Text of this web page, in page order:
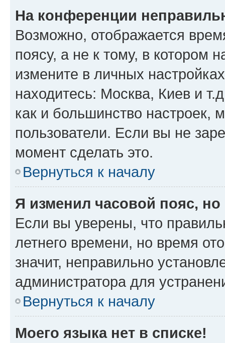
На конференции
Возможно, отображается
поясу, а не к тому, в котором
измените в личных
находитесь: Москва, Киев и
как и большинство настроек,
пользователи. Если вы не
момент сделать это.
Вернуться к началу
Я изменил часовой пояс,
Если вы уверены, что
летнего времени, но время
значит, неправильно
администратора для
Вернуться к началу
Моего языка нет в списке!